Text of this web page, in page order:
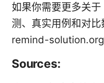
如果你需要更多关
测、真实用例和对
remind-solution.org
Sources: